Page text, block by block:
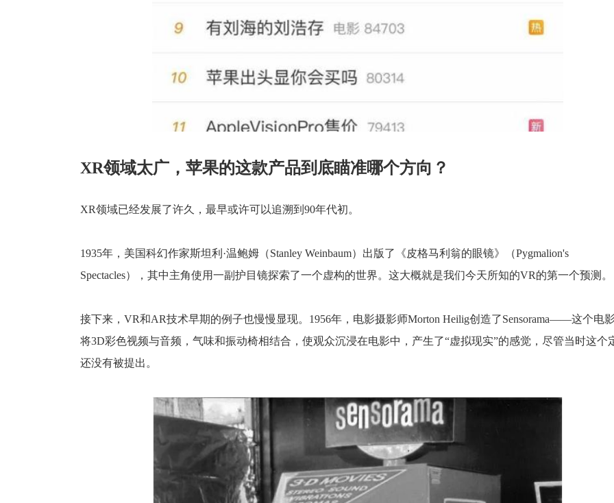
XR领域太广，苹果的这款产品到底瞄准哪个方向？
XR领域已经发展了许久，最早或许可以追溯到90年代初。
1935年，美国科幻作家斯坦利·温鲍姆（Stanley Weinbaum）出版了《皮格马利翁的眼镜》（Pygmalion's
Spectacles），其中主角使用一副护目镜探索了一个虚构的世界。这大概就是我们今天所知的VR的第一个预测。
接下来，VR和AR技术早期的例子也慢慢显现。1956年，电影摄影师Morton Heilig创造了Sensorama——这个电
将3D彩色视频与音频，气味和振动椅相结合，使观众沉浸在电影中，产生了“虚拟现实”的感觉，尽管当时这个
还没有被提出。